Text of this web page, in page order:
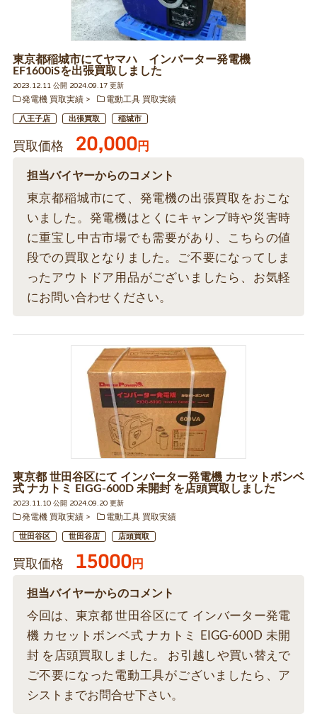
東京都稲城市にてヤマハ インバーター発電機
EF1600iSを出張買取しました
2023.12.11 公開 2024.09.17 更新
発電機 買取実績
電動工具 買取実績
八王子店 出張買取 稲城市
買取価格 20,000円
担当バイヤーからのコメント
東京都稲城市にて、発電機の出張買取をおこな
いました。発電機はとくにキャンプ時や災害時
に重宝し中古市場でも需要があり、こちらの値
段での買取となりました。ご不要になってしま
ったアウトドア用品がございましたら、お気軽
にお問い合わせください。
東京都 世田谷区にて インバーター発電機 カセットボンベ
式 ナカトミ EIGG-600D 未開封 を店頭買取しました
2023.11.10 公開 2024.09.20 更新
発電機 買取実績
電動工具 買取実績
世田谷区 世田谷店 店頭買取
買取価格 15000円
担当バイヤーからのコメント
今回は、東京都 世田谷区にて インバーター発電
機 カセットボンベ式 ナカトミ EIGG-600D 未開
封 を店頭買取しました。 お引越しや買い替えで
ご不要になった電動工具がございましたら、ア
シストまでお問合せ下さい。